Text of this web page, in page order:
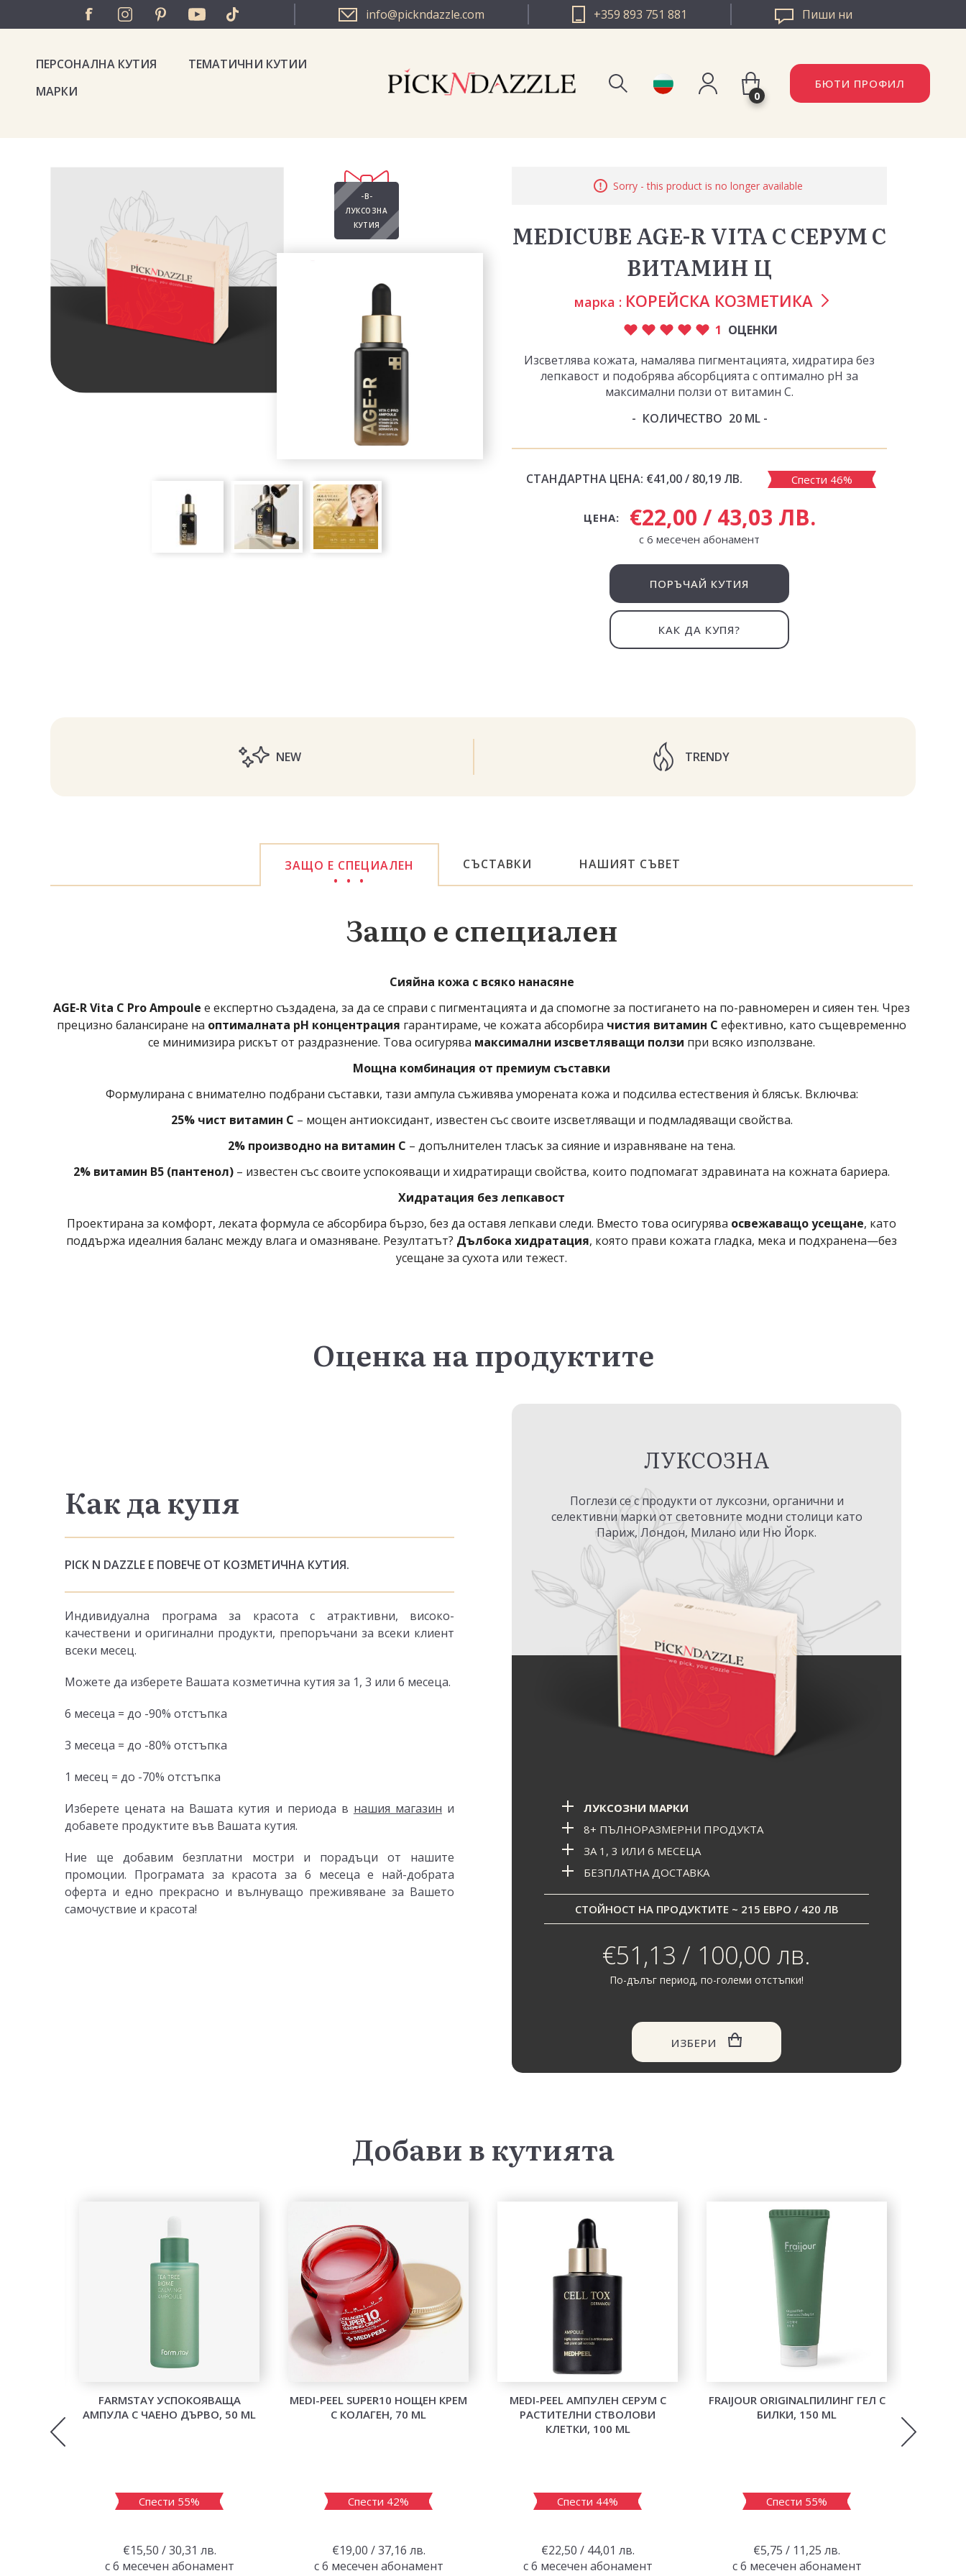
info@pickndazzle.com +359 893 751 881 Пиши ни
ПЕРСОНАЛНА КУТИЯ
ТЕМАТИЧНИ КУТИИ
МАРКИ
PICK N DAZZLE ЕВРОПА
0
БЮТИ ПРОФИЛ
-В-
ЛУКСОЗНА
КУТИЯ
Sorry - this product is no longer available
MEDICUBE AGE-R VITA C СЕРУМ С
ВИТАМИН Ц
марка : КОРЕЙСКА КОЗМЕТИКА
1 ОЦЕНКИ
Изсветлява кожата, намалява пигментацията, хидратира без
лепкавост и подобрява абсорбцията с оптимално pH за
максимални ползи от витамин C.
КОЛИЧЕСТВО 20 ML
СТАНДАРТНА ЦЕНА: €41,00 / 80,19 ЛВ. Спести 46%
ЦЕНА: €22,00 / 43,03 ЛВ.
с 6 месечен абонамент
ПОРЪЧАЙ КУТИЯ
КАК ДА КУПЯ?
NEW TRENDY
ЗАЩО Е СПЕЦИАЛЕН СЪСТАВКИ НАШИЯТ СЪВЕТ
Защо е специален
Сияйна кожа с всяко нанасяне
AGE-R Vita C Pro Ampoule е експертно създадена, за да се справи с пигментацията и да спомогне за постигането на по-равномерен и сияен тен. Чрез
прецизно балансиране на оптималната pH концентрация гарантираме, че кожата абсорбира чистия витамин C ефективно, като същевременно
се минимизира рискът от раздразнение. Това осигурява максимални изсветляващи ползи при всяко използване.
Мощна комбинация от премиум съставки
Формулирана с внимателно подбрани съставки, тази ампула съживява уморената кожа и подсилва естествения ѝ блясък. Включва:
25% чист витамин C – мощен антиоксидант, известен със своите изсветляващи и подмладяващи свойства.
2% производно на витамин C – допълнителен тласък за сияние и изравняване на тена.
2% витамин B5 (пантенол) – известен със своите успокояващи и хидратиращи свойства, които подпомагат здравината на кожната бариера.
Хидратация без лепкавост
Проектирана за комфорт, леката формула се абсорбира бързо, без да оставя лепкави следи. Вместо това осигурява освежаващо усещане, като
поддържа идеалния баланс между влага и омазняване. Резултатът? Дълбока хидратация, която прави кожата гладка, мека и подхранена—без
усещане за сухота или тежест.
Оценка на продуктите
ЛУКСОЗНА
Поглези се с продукти от луксозни, органични и
селективни марки от световните модни столици като
Париж, Лондон, Милано или Ню Йорк.
ЛУКСОЗНИ МАРКИ
8+ ПЪЛНОРАЗМЕРНИ ПРОДУКТА
ЗА 1, 3 ИЛИ 6 МЕСЕЦА
БЕЗПЛАТНА ДОСТАВКА
СТОЙНОСТ НА ПРОДУКТИТЕ ~ 215 ЕВРО / 420 ЛВ
€51,13 / 100,00 лв.
По-дълъг период, по-големи отстъпки!
ИЗБЕРИ
Как да купя
PICK N DAZZLE Е ПОВЕЧЕ ОТ КОЗМЕТИЧНА КУТИЯ.
Индивидуална програма за красота с атрактивни, високо-
качествени и оригинални продукти, препоръчани за всеки клиент
всеки месец.
Можете да изберете Вашата козметична кутия за 1, 3 или 6 месеца.
6 месеца = до -90% отстъпка
3 месеца = до -80% отстъпка
1 месец = до -70% отстъпка
Изберете цената на Вашата кутия и периода в нашия магазин и
добавете продуктите във Вашата кутия.
Ние ще добавим безплатни мостри и порадъци от нашите
промоции. Програмата за красота за 6 месеца е най-добрата
оферта и едно прекрасно и вълнуващо преживяване за Вашето
самочуствие и красота!
Добави в кутията
FARMSTAY УСПОКОЯВАЩА
АМПУЛА С ЧАЕНО ДЪРВО, 50 ML
Спести 55%
€15,50 / 30,31 лв.
с 6 месечен абонамент
MEDI-PEEL SUPER10 НОЩЕН КРЕМ
С КОЛАГЕН, 70 ML
Спести 42%
€19,00 / 37,16 лв.
с 6 месечен абонамент
MEDI-PEEL АМПУЛЕН СЕРУМ С
РАСТИТЕЛНИ СТВОЛОВИ
КЛЕТКИ, 100 ML
Спести 44%
€22,50 / 44,01 лв.
с 6 месечен абонамент
FRAIJOUR ORIGINALПИЛИНГ ГЕЛ С
БИЛКИ, 150 ML
Спести 55%
€5,75 / 11,25 лв.
с 6 месечен абонамент